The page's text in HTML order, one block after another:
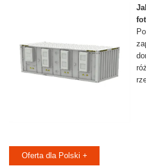
Oferta dla Polski +